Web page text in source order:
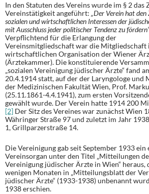
In den Statuten des Vereins wurde im § 2 das
Vereinstätigkeit angeführt: „Der Verein hat den
sozialen und wirtschaftlichen Interessen der
mit Ausschluss jeder politischer Tendenz zu
Verpflichtend für die Erlangung der
Vereinsmitgliedschaft war die Mitgliedschaft
wirtschaftlichen Organisation der Wiener
(Ärztekammer). Die konstituierende
„sozialen Vereinigung jüdischer Ärzte“ fand
20.4.1914 statt, auf der der Laryngologe und
der Medizinischen Fakultät Wien, Prof.
(25.11.1861-4.4.1941), zum ersten
gewählt wurde. Der Verein hatte 1914 200
[2] Der Sitz des Vereines war zunächst Wien
Währinger Straße 97 und zuletzt im Jahr
1, Grillparzerstraße 14.
Die Vereinigung gab seit September 1933 ein
Vereinsorgan unter den Titel „Mitteilungen
Vereinigung jüdischer Ärzte in Wien“ heraus,
wenigen Monaten in „Mitteilungsblatt der
jüdischer Ärzte“ (1933-1938) unbenannt
1938 erschien.